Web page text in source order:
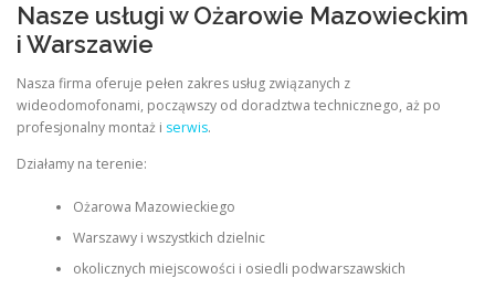
Nasze usługi w Ożarowie Mazowieckim
i Warszawie
Nasza firma oferuje pełen zakres usług związanych z
wideodomofonami, począwszy od doradztwa technicznego, aż po
profesjonalny montaż i serwis.
Działamy na terenie:
Ożarowa Mazowieckiego
Warszawy i wszystkich dzielnic
okolicznych miejscowości i osiedli podwarszawskich